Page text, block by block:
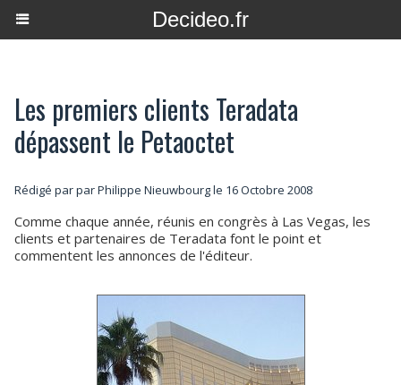
Decideo.fr
Les premiers clients Teradata
dépassent le Petaoctet
Rédigé par par Philippe Nieuwbourg le 16 Octobre 2008
Comme chaque année, réunis en congrès à Las Vegas, les
clients et partenaires de Teradata font le point et
commentent les annonces de l'éditeur.